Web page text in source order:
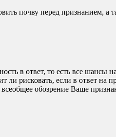
почву перед признанием, а
в ответ, то есть все
рисковать, если в ответ на
обозрение Ваше